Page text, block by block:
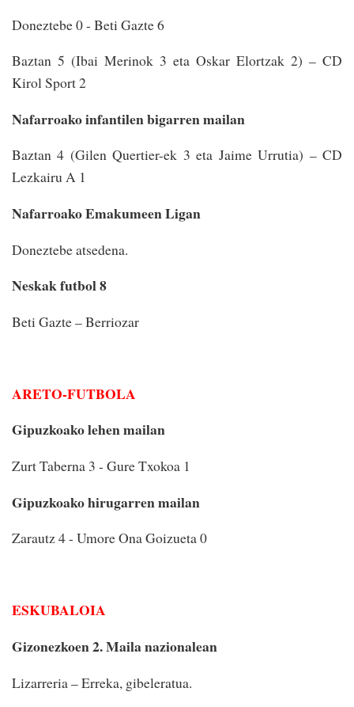
Doneztebe 0 - Beti Gazte 6
Baztan 5 (Ibai Merinok 3 eta Oskar Elortzak 2) – CD
Kirol Sport 2
Nafarroako infantilen bigarren mailan
Baztan 4 (Gilen Quertier-ek 3 eta Jaime Urrutia) – CD
Lezkairu A 1
Nafarroako Emakumeen Ligan
Doneztebe atsedena.
Neskak futbol 8
Beti Gazte – Berriozar
ARETO-FUTBOLA
Gipuzkoako lehen mailan
Zurt Taberna 3 - Gure Txokoa 1
Gipuzkoako hirugarren mailan
Zarautz 4 - Umore Ona Goizueta 0
ESKUBALOIA
Gizonezkoen 2. Maila nazionalean
Lizarreria – Erreka, gibeleratua.